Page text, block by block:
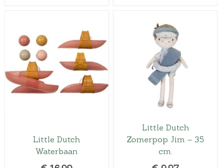
Little Dutch
Waterbaan
Little Dutch
Zomerpop Jim – 35
cm.